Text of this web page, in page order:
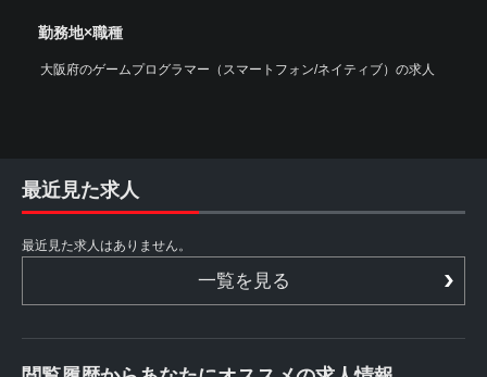
勤務地×職種
大阪府のゲームプログラマー（スマートフォン/ネイティブ）の求人
最近見た求人
最近見た求人はありません。
一覧を見る